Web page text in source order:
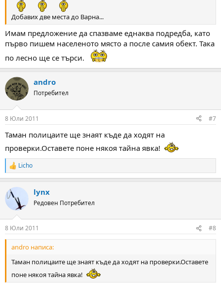
Добавих две места до Варна...
Имам предложение да спазваме еднаква подредба, като
първо пишем населеното място а после самия обект. Така
по лесно ще се търси.
andro
Потребител
8 Юли 2011 #7
Таман полицаите ще знаят къде да ходят на
проверки.Оставете поне някоя тайна явка!
R
e
c
t
i
s
:
Licho
lynx
Редовен Потребител
8 Юли 2011 #8
andro написа:
Таман полицаите ще знаят къде да ходят на проверки.Оставете
поне някоя тайна явка!